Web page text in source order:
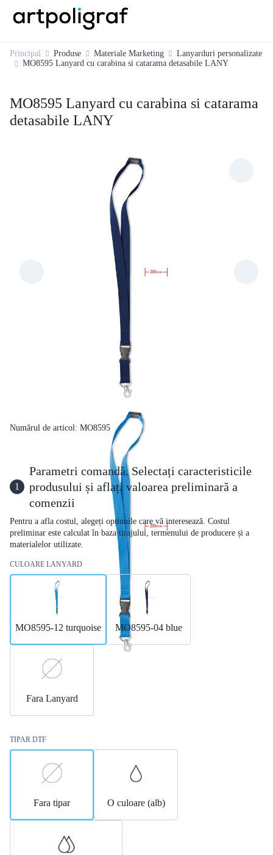
Principal Produse Materiale Marketing
Lanyarduri personalizate
MO8595 Lanyard cu carabina si catarama detasabile LANY
MO8595 Lanyard cu carabina si catarama
detasabile LANY
Numărul de articol: MO8595
1
Parametri comandă. Selectați caracteristicile
produsului și aflați valoarea preliminară a
comenzii
Pentru a afla costul, alegeți opțiunile care vă interesează. Costul
preliminar este calculat în baza tirajului, termenului de producere și a
materialelor utilizate.
CULOARE LANYARD
MO8595-12 turquoise MO8595-04 blue
Fara Lanyard
TIPAR DTF
Fara tipar O culoare (alb)